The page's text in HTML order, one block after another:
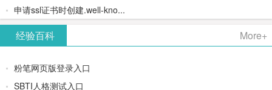
申请ssl证书时创建.well-kno...
经验百科 More+
粉笔网页版登录入口
SBTI人格测试入口